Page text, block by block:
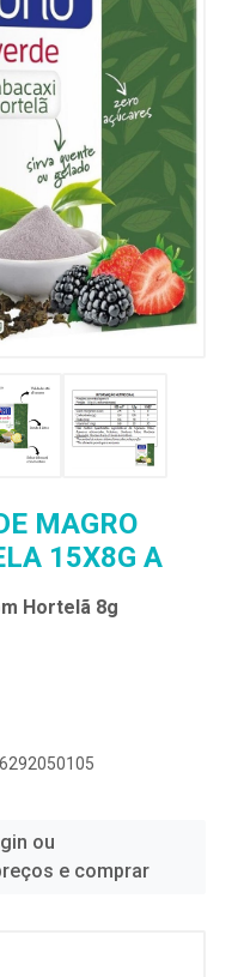
MAGRO
15X8G A
Hortelã 8g
ou
e comprar